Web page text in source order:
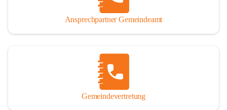
Ansprechpartner Gemeindeamt
Gemeindevertretung